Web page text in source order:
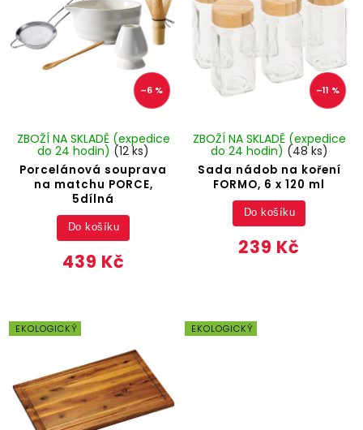
–6 %
Porcelánová souprava
na matchu PORCE,
5dílná
ZBOŽÍ NA SKLADĚ (expedice
do 24 hodin) (12 ks)
439 Kč
Do košíku
–11 %
Sada nádob na koření
FORMO, 6 x 120 ml
ZBOŽÍ NA SKLADĚ (expedice
do 24 hodin) (48 ks)
239 Kč
Do košíku
EKOLOGICKÝ EKOLOGICKÝ